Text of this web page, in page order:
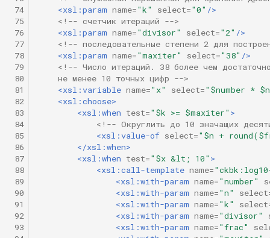
74
75
76
77
78
79
80
81
82
83
84
85
86
87
88
89
90
91
92
93
<xsl:param name="k" select="0" />
<!-- счетчик итераций -->
<xsl:param name="divisor" select="2" />
<!-- последовательные степени 2 для
<xsl:param name="maxiter" select="38" />
<!-- Число итераций. 38 более чем
    не менее 10 точных цифр -->
<xsl:variable name="x" select="$number *
<xsl:choose>
<xsl:when test="$k >= $maxiter" >
<!-- Округлить до 10 значащих
<xsl:value-of select="$n +
</xsl:when>
<xsl:when test="$x &lt; 10" >
<xsl:call-template name=
<xsl:with-param name="number"
<xsl:with-param name="n"
<xsl:with-param name="k"
<xsl:with-param name="divisor"
<xsl:with-param name="frac"